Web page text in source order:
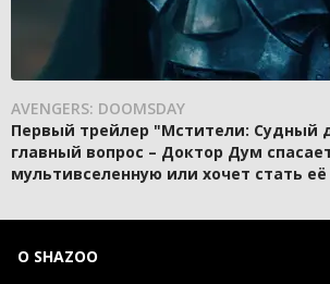
AVENGERS: DOOMSDAY
Первый трейлер "Мстители: Судный
главный вопрос – Доктор Дум
мультивселенную или хочет стать
О SHAZOO